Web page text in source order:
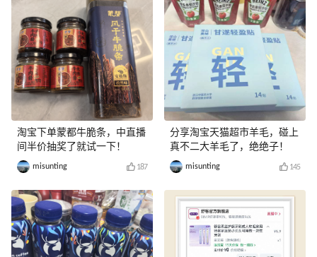
淘宝下单蒙都牛脆条，中直播
间半价抽奖了就试一下！
misunting 187
分享淘宝天猫超市羊毛，碰上
真不二大羊毛了，绝绝子！
misunting 145